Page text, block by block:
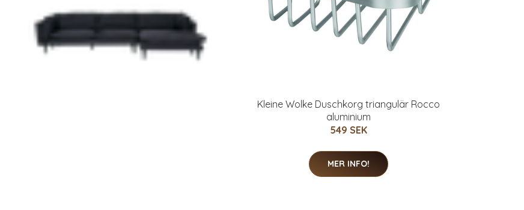
Kleine Wolke Duschkorg triangulär Rocco
aluminium
549 SEK
MER INFO!